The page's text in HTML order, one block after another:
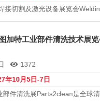
接切割及激光设备展览会
、切割及激光加工企业，是开拓
加特工业部件清洗技术展
1372
年10月5日-7日
部件清洗展Parts2clean是全球